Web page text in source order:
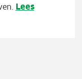
Lees